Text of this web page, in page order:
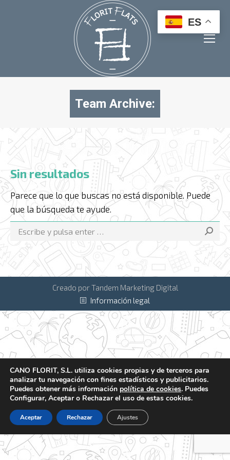
Team Archive:
Sin resultados
Parece que lo que buscas no está disponible. Puede
que la búsqueda te ayude.
Buscar:
Creado por Tandem Marketing Digital
Información legal
ES
CANO FLORIT, S.L. utiliza cookies propias y de terceros para
analizar tu navegación con fines estadísticos y publicitarios.
Puedes obtener más información política de cookies. Puedes
Configurar, Aceptar o Rechazar el uso de estas cookies.
Aceptar Rechazar Ajustes